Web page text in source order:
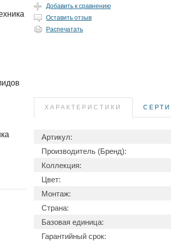
Добавить к сравнению
Оставить отзыв
Распечатать
ХАРАКТЕРИСТИКИ
Артикул:
Производитель (Бренд):
Коллекция:
Цвет:
Монтаж:
Страна:
Базовая единица:
Гарантийный срок: